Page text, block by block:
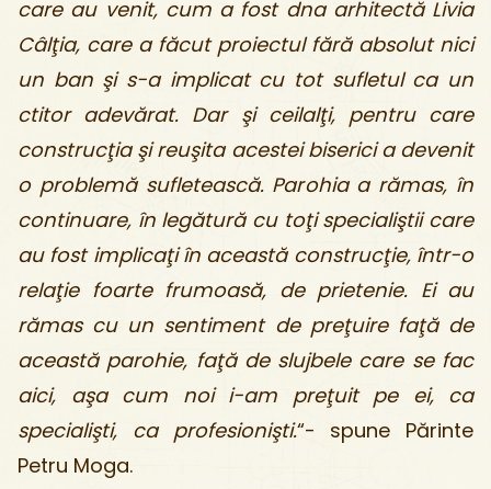
care au venit, cum a fost dna arhitectă Livia
Câlţia, care a făcut proiectul fără absolut nici
un ban şi s-a implicat cu tot sufletul ca un
ctitor adevărat. Dar şi ceilalţi, pentru care
construcţia şi reuşita acestei biserici a devenit
o problemă sufletească. Parohia a rămas, în
continuare, în legătură cu toţi specialiştii care
au fost implicaţi în această construcţie, într-o
relaţie foarte frumoasă, de prietenie. Ei au
rămas cu un sentiment de preţuire faţă de
această parohie, faţă de slujbele care se fac
aici, aşa cum noi i-am preţuit pe ei, ca
specialişti, ca profesionişti.“- spune Părinte
Petru Moga.